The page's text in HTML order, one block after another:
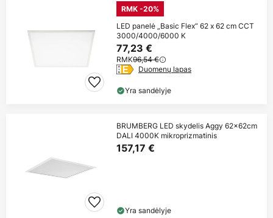
RMK -20%
LED panelė „Basic Flex“ 62 x 62 cm CCT
3000/4000/6000 K
77,23 €
RMK96,54 €
Duomenų lapas
Yra sandėlyje
BRUMBERG LED skydelis Aggy 62x62cm
DALI 4000K mikroprizmatinis
157,17 €
Yra sandėlyje